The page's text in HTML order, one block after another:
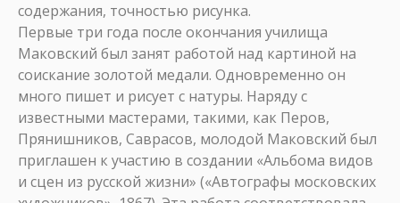
содержания, точностью рисунка.
Первые три года после окончания училища
Маковский был занят работой над картиной на
соискание золотой медали. Одновременно он
много пишет и рисует с натуры. Наряду с
известными мастерами, такими, как Перов,
Прянишников, Саврасов, молодой Маковский был
приглашен к участию в создании «Альбома видов
и сцен из русской жизни» («Автографы московских